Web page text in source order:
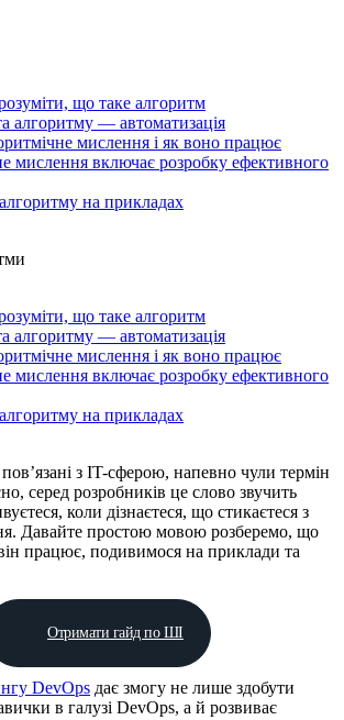
що таке алгоритм
алгоритму — автоматизація
мислення і як воно працює
мислення включає розробку ефективного
на прикладах
що таке алгоритм
алгоритму — автоматизація
мислення і як воно працює
мислення включає розробку ефективного
на прикладах
з IT-сферою, напевно чули термін
серед розробників це слово звучить
коли дізнаєтеся, що стикаєтеся з
Давайте простою мовою розберемо, що
працює, подивимося на приклади та
Отримати гайд по ШІ
DevOps дає змогу не лише здобути
в галузі DevOps, а й розвиває